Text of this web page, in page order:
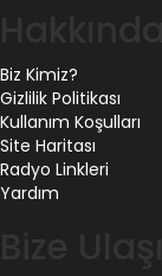
Biz Kimiz?
Gizlilik Politikası
Kullanım Koşulları
Site Haritası
Radyo Linkleri
Yardım